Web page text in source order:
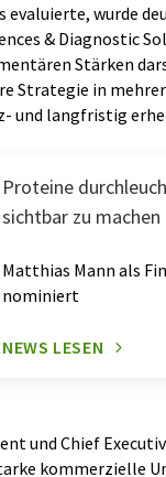
evaluierte, wurde
& Diagnostic
Stärken
Strategie in
und langfristig
Proteine
sichtbar zu machen
Matthias Mann als
nominiert
NEWS LESEN
und Chief
kommerzielle